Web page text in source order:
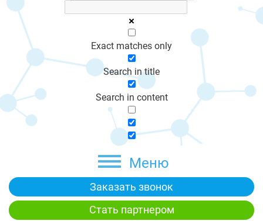
Exact matches only
Search in title
Search in content
Меню
Заказать звонок
Стать партнером